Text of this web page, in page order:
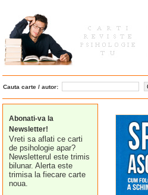
Cauta carte / autor:
Abonati-va la
Newsletter!
Vreti sa aflati ce carti
de psihologie apar?
Newsletterul este trimis
bilunar. Alerta este
trimisa la fiecare carte
noua.